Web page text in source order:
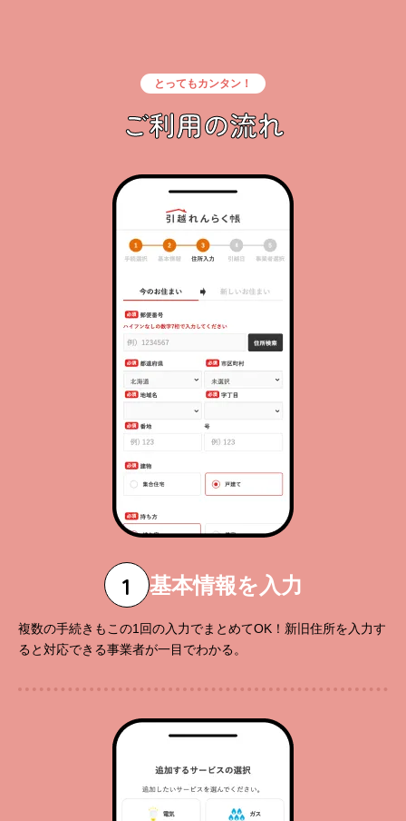
とってもカンタン！
ご利用の流れ
1 基本情報を入力
複数の手続きもこの1回の入力でまとめてOK！新旧住所を入力す
ると対応できる事業者が一目でわかる。